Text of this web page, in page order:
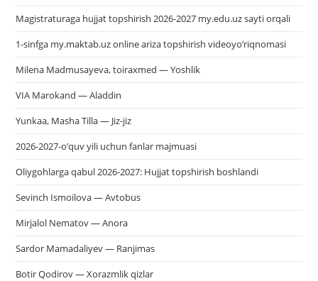
Magistraturaga hujjat topshirish 2026-2027 my.edu.uz sayti orqali
1-sinfga my.maktab.uz online ariza topshirish videoyo’riqnomasi
Milena Madmusayeva, toiraxmed — Yoshlik
VIA Marokand — Aladdin
Yunkaa, Masha Tilla — Jiz-jiz
2026-2027-o’quv yili uchun fanlar majmuasi
Oliygohlarga qabul 2026-2027: Hujjat topshirish boshlandi
Sevinch Ismoilova — Avtobus
Mirjalol Nematov — Anora
Sardor Mamadaliyev — Ranjimas
Botir Qodirov — Xorazmlik qizlar